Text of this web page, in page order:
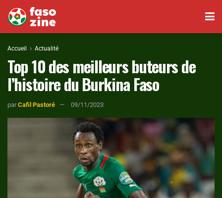
Accueil Actualité
Top 10 des meilleurs buteurs de
l’histoire du Burkina Faso
par Cafil Pastoré 09/11/2023